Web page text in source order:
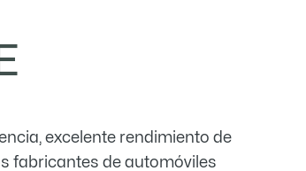
excelente rendimiento de
fabricantes de automóviles